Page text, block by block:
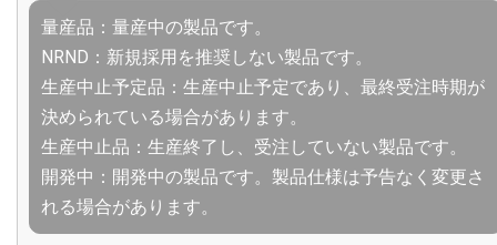
量産品：量産中の製品です。
NRND：新規採用を推奨しない製品です。
生産中止予定品：生産中止予定であり、最終受注時期が
決められている場合があります。
生産中止品：生産終了し、受注していない製品です。
開発中：開発中の製品です。製品仕様は予告なく変更さ
れる場合があります。